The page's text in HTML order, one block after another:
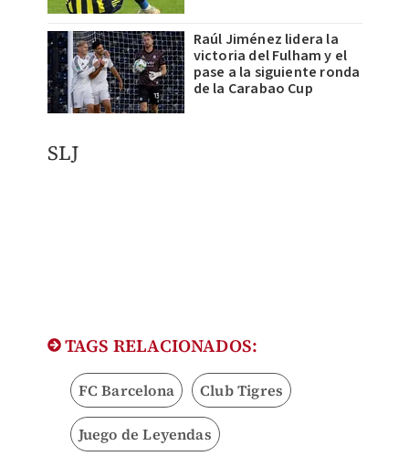
Raúl Jiménez lidera la
victoria del Fulham y el
pase a la siguiente ronda
de la Carabao Cup
SLJ
TAGS RELACIONADOS:
FC Barcelona Club Tigres
Juego de Leyendas